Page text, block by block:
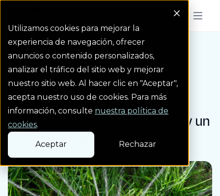
Utilizamos cookies para mejorar la
experiencia de navegación, ofrecer
anuncios o contenido personalizados,
analizar el tráfico del sitio web y mejorar
nuestro sitio web. Al hacer clic en "Aceptar",
acepta nuestro uso de cookies. Para más
información, consulte nuestra política de
cookies.
Aceptar Rechazar
Menu
Homepage Link
Blog Riego otoñal para un...
Entrada de blog
Riego otoñal para un césped y un
jardín sanos